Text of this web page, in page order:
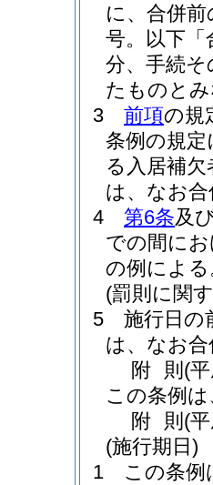
に、合併
号。以下「
分、手続
たものと
3
前項の規
条例の規
る入居補
は、なお
4
第6条及
での間に
の例による
(罰則に関
5
施行日の
は、なお
附 則 (
この条例
附 則 (
(施行期日)
1
この条例